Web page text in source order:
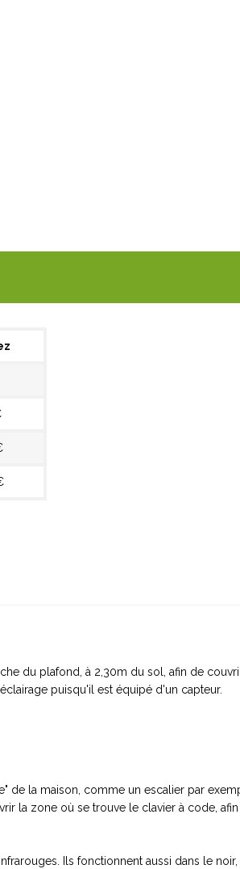
du plafond, à 2,30m du sol, afin de
puisqu'il est équipé d'un capteur.
de la maison, comme un escalier par
la zone où se trouve le clavier à code,
Ils fonctionnent aussi dans le noir,